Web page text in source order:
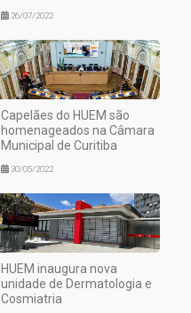
26/07/2022
Capelães do HUEM são
homenageados na Câmara
Municipal de Curitiba
30/05/2022
HUEM inaugura nova
unidade de Dermatologia e
Cosmiatria